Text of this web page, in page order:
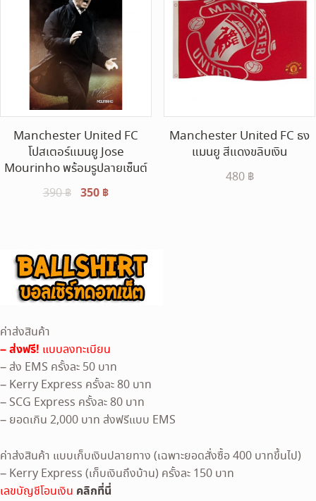
Manchester United FC
โปสเตอร์แมนยู Jose
Mourinho พร้อมรูปลายเซ็นต์
390฿ Original
350 ฿Current
Manchester United FC ธง
แมนยู สีแดงขลิบเงิน
480 ฿
ค่าส่งสินค้า
– ส่งฟรี! แบบลงทะเบียน
– ส่ง EMS ครั้งละ 50 บาท
– Kerry Express ครั้งละ 80 บาท
– SCG Express ครั้งละ 80 บาท
– ยอดเกิน 2,000 บาท ส่งฟรีแบบ EMS
ค่าส่งสินค้า แบบเก็บเงินปลายทาง (เฉพาะยอดสั่งซื้อ 400 บาทขึ้นไป)
– Kerry Express (เก็บเงินถึงบ้าน) ครั้งละ 150 บาท
เลขบัญชีโอนเงิน คลิกที่นี่